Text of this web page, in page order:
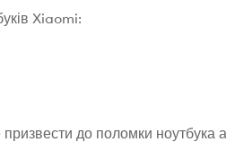
Xiaomi:
до поломки ноутбука